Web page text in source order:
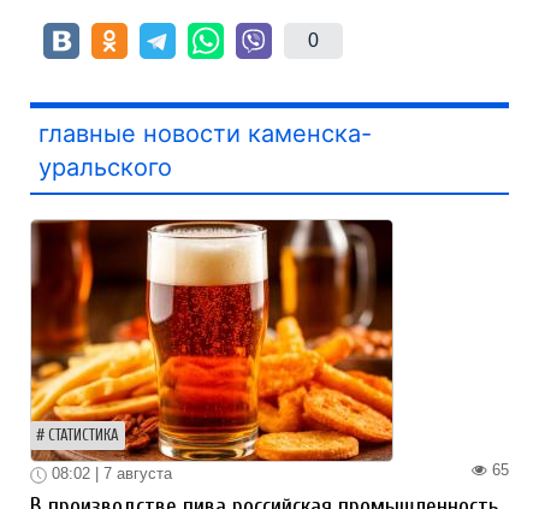
0
главные новости каменска-
уральского
СТАТИСТИКА
65
08:02 | 7 августа